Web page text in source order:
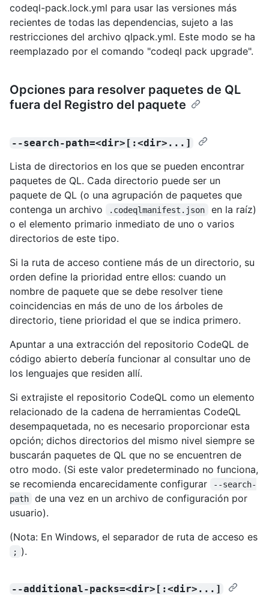
codeql-pack.lock.yml para usar las versiones más
recientes de todas las dependencias, sujeto a las
restricciones del archivo qlpack.yml. Este modo se ha
reemplazado por el comando "codeql pack upgrade".
Opciones para resolver paquetes de QL
fuera del Registro del paquete
--search-path=<dir>[:<dir>...]
Lista de directorios en los que se pueden encontrar
paquetes de QL. Cada directorio puede ser un
paquete de QL (o una agrupación de paquetes que
contenga un archivo
.codeqlmanifest.json
en la raíz)
o el elemento primario inmediato de uno o varios
directorios de este tipo.
Si la ruta de acceso contiene más de un directorio, su
orden define la prioridad entre ellos: cuando un
nombre de paquete que se debe resolver tiene
coincidencias en más de uno de los árboles de
directorio, tiene prioridad el que se indica primero.
Apuntar a una extracción del repositorio CodeQL de
código abierto debería funcionar al consultar uno de
los lenguajes que residen allí.
Si extrajiste el repositorio CodeQL como un elemento
relacionado de la cadena de herramientas CodeQL
desempaquetada, no es necesario proporcionar esta
opción; dichos directorios del mismo nivel siempre se
buscarán paquetes de QL que no se encuentren de
otro modo. (Si este valor predeterminado no funciona,
se recomienda encarecidamente configurar
--search-
path
de una vez en un archivo de configuración por
usuario).
(Nota: En Windows, el separador de ruta de acceso es
; ).
--additional-packs=<dir>[:<dir>...]